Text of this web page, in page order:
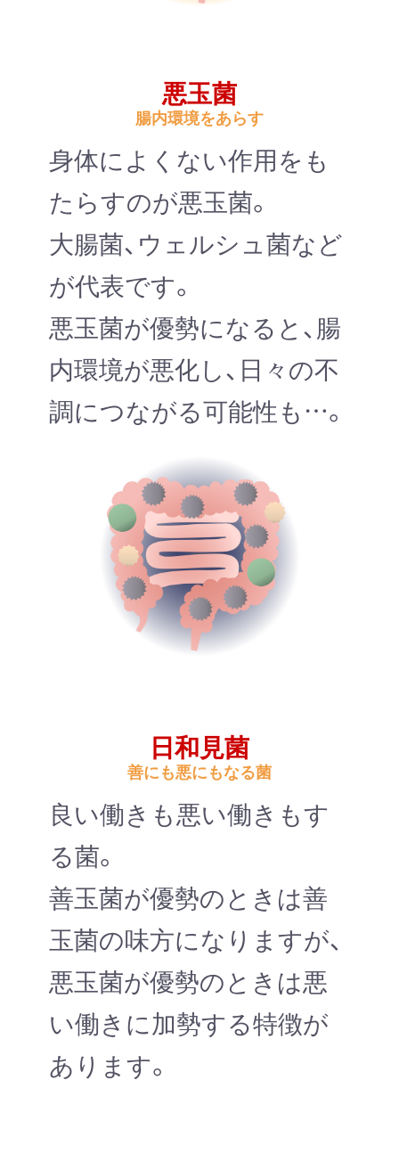
悪玉菌
腸内環境をあらす
身体によくない作用をも
たらすのが悪玉菌。
大腸菌、ウェルシュ菌など
が代表です。
悪玉菌が優勢になると、腸
内環境が悪化し、日々の不
調につながる可能性も…。
日和見菌
善にも悪にもなる菌
良い働きも悪い働きもす
る菌。
善玉菌が優勢のときは善
玉菌の味方になりますが、
悪玉菌が優勢のときは悪
い働きに加勢する特徴が
あります。